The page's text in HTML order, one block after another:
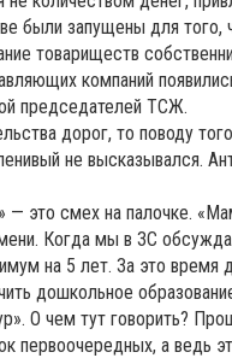
были запущены для
товариществ
компаний
председателей ТСЖ.
дорог, то поводу
не высказывался.
— это смех на палочке.
Когда мы в ЗС
на 5 лет. За это
дошкольное
О чем тут говорить?
первоочередных, а ведь